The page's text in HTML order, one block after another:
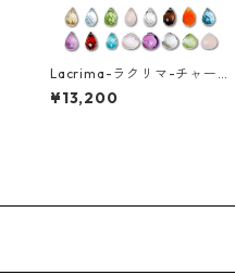
Lacrima-ラクリマ-チャー
ム（マリーナ）
¥13,200